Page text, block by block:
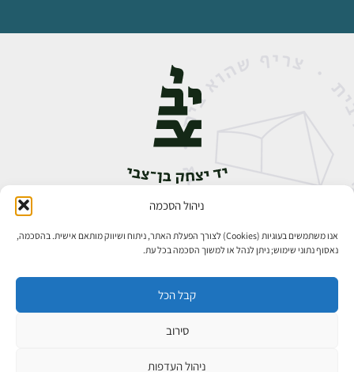
ניהול הסכמה
אנו משתמשים בעוגיות (Cookies) לצורך הפעלת האתר, ניתוח ושיווק מותאם אישית. בהסכמה,
נאסוף נתוני שימוש; ניתן לנהל או למשוך הסכמה בכל עת.
קבל הכל
סירוב
ניהול העדפות
אבן גבירול 14, רחביה, ירושלים
פיתוח אתרים